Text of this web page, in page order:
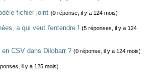
fichier joint (0 réponse, il y a 124 mois)
a qui veut l'entendre ! (5 réponses, il y a 124
CSV dans Dilobarr ? (0 réponse, il y a 124 mois)
il y a 125 mois)